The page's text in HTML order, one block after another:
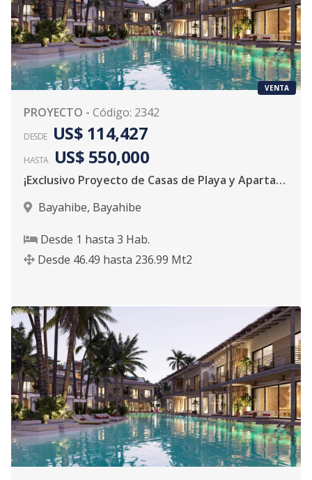
VENTA
PROYECTO - Código: 2342
DESDE US$ 114,427
HASTA US$ 550,000
¡Exclusivo Proyecto de Casas de Playa y Apartamento!
Bayahibe, Bayahibe
Desde 1 hasta 3 Hab.
Desde 46.49 hasta 236.99 Mt2